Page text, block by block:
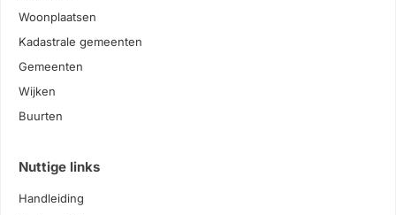
Woonplaatsen
Kadastrale gemeenten
Gemeenten
Wijken
Buurten
Nuttige links
Handleiding